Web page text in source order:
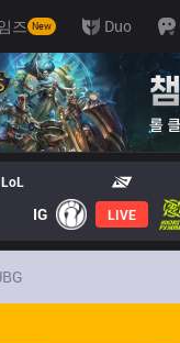
즈 New Duo
LoL
IG LIVE